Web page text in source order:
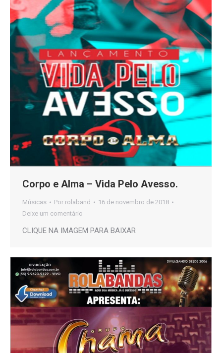
Corpo e Alma – Vida Pelo Avesso.
Músicas Por rolaband
16 de novembro de 2018
Deixe um comentário
CLIQUE NA IMAGEM PARA BAIXAR